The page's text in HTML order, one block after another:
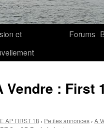
et
Forums
Vendre : First
AP FIRST 18 › Petites annonces › A